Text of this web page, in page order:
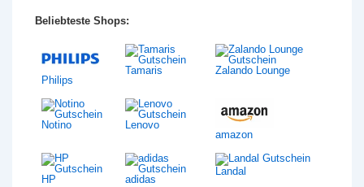
Beliebteste Shops:
Philips
Tamaris Zalando Lounge
Notino
Lenovo
amazon
HP adidas
Landal